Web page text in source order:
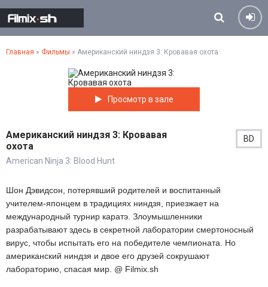
Главная » Фильмы » Американский ниндзя 3: Кровавая охота
Просмотр в зале
Американский ниндзя 3: Кровавая
охота
American Ninja 3: Blood Hunt
BD
Шон Дэвидсон, потерявший родителей и воспитанный
учителем-японцем в традициях ниндзя, приезжает на
международный турнир каратэ. Злоумышленники
разрабатывают здесь в секретной лаборатории смертоносный
вирус, чтобы испытать его на победителе чемпионата. Но
американский ниндзя и двое его друзей сокрушают
лабораторию, спасая мир. @ Filmix.sh